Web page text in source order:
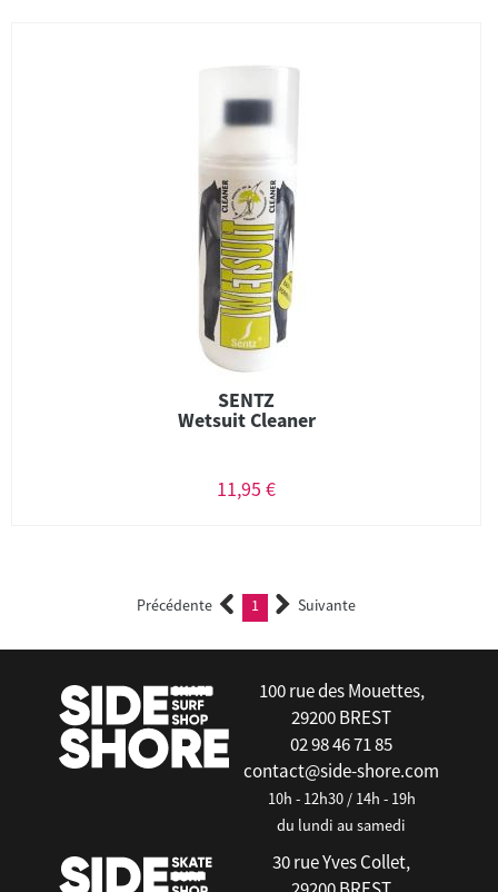
SENTZ
Wetsuit Cleaner
11,95 €
Précédente 1 (current)Suivante
100 rue des Mouettes,
29200 BREST
02 98 46 71 85
contact@side-shore.com
10h - 12h30 / 14h - 19h
du lundi au samedi
30 rue Yves Collet,